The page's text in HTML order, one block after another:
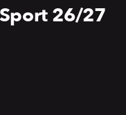
26/27